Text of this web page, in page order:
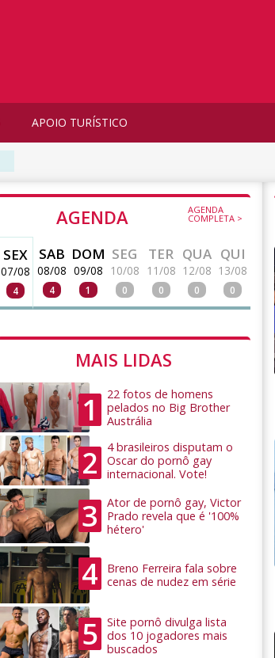
APOIO TURÍSTICO
AGENDA AGENDA
COMPLETA >
SEX
07/08
4
SAB
08/08
4
DOM
09/08
1
SEG
10/08
0
TER
11/08
0
QUA
12/08
0
QUI
13/08
0
MAIS LIDAS
1
22 fotos de homens
pelados no Big Brother
Austrália
2
4 brasileiros disputam o
Oscar do pornô gay
internacional. Vote!
3
Ator de pornô gay, Victor
Prado revela que é '100%
hétero'
4
Breno Ferreira fala sobre
cenas de nudez em série
5
Site pornô divulga lista
dos 10 jogadores mais
buscados